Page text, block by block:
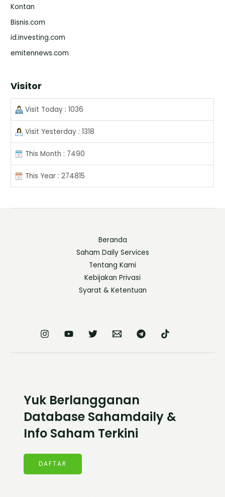
Kontan
Bisnis.com
id.investing.com
emitennews.com
Visitor
Visit Today : 1036
Visit Yesterday : 1318
This Month : 7490
This Year : 274815
Beranda
Saham Daily Services
Tentang Kami
Kebijakan Privasi
Syarat & Ketentuan
Yuk Berlangganan
Database Sahamdaily &
Info Saham Terkini
DAFTAR